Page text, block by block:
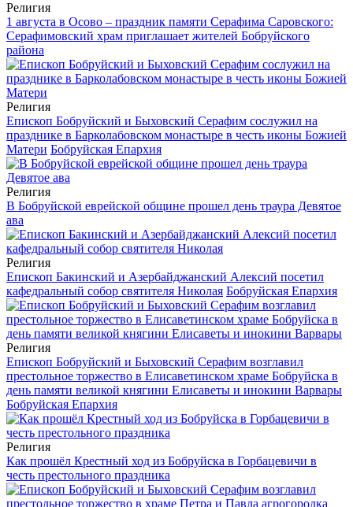
Религия
1 августа в Осово – праздник памяти Серафима Саровского:
Серафимовский храм приглашает жителей Бобруйского
района
Религия
Епископ Бобруйский и Быховский Серафим сослужил на
празднике в Барколабовском монастыре в честь иконы Божией
Матери Бобруйская Епархия
Религия
В Бобруйской еврейской общине прошел день траура Девятое
ава
Религия
Епископ Бакинский и Азербайджанский Алексий посетил
кафедральный собор святителя Николая Бобруйская Епархия
Религия
Епископ Бобруйский и Быховский Серафим возглавил
престольное торжество в Елисаветинском храме Бобруйска в
день памяти великой княгини Елисаветы и инокини Варвары
Бобруйская Епархия
Религия
Как прошёл Крестный ход из Бобруйска в Горбацевичи в
честь престольного праздника